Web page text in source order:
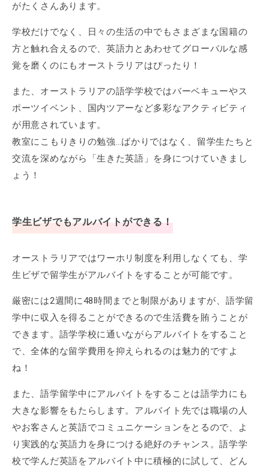
がたくさんあります。
学校だけでなく、日々の生活の中でもさまざまな国籍の
方と触れ合えるので、英語力とあわせてグローバルな感
覚を磨くのにもオーストラリアはぴったり！
また、オーストラリアの語学学校ではバーベキューやス
ポーツイベント、国内ツアーなど多彩なアクティビティ
が用意されています。
教室にこもりきりの勉強…ばかりではなく、留学生たちと
交流を深めながら「生きた英語」を身につけていきまし
ょう！
学生ビザでもアルバイトができる！
オーストラリアではワーホリ制度を利用しなくても、学
生ビザで留学生がアルバイトをすることが可能です。
厳密には2週間に48時間までと制限がありますが、語学留
学中に収入を得ることができるので生活費を賄うことが
できます。語学学校に通いながらアルバイトをすること
で、全体的な留学費用を抑えられるのは魅力的ですよ
ね！
また、語学留学中にアルバイトをすることは語学力にも
大きな影響をもたらします。アルバイト先では職場の人
やお客さんと英語でコミュニケーションをとるので、よ
り実践的な英語力を身につける絶好のチャンス。語学学
校で学んだ英語をアルバイト中に積極的に試して、どん